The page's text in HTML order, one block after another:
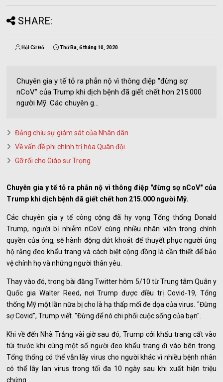
SHARE:
Hội Cờ Đỏ Thứ Ba, 6 tháng 10, 2020
Chuyên gia y tế tỏ ra phẫn nộ vì thông điệp "đừng sợ
nCoV" của Trump khi dịch bệnh đã giết chết hơn 215.000
người Mỹ. Các chuyên g...
Đảng chịu sự giám sát của Nhân dân
Về vấn đề phi chính trị hóa Quân đội
Gỡ rối cho Giáo sư Trọng
Chuyên gia y tế tỏ ra phẫn nộ vì thông điệp "đừng sợ nCoV" của
Trump khi dịch bệnh đã giết chết hơn 215.000 người Mỹ.
Các chuyên gia y tế công cộng đã hy vọng Tổng thống Donald
Trump, người bị nhiễm nCoV cùng nhiều nhân viên trong chính
quyền của ông, sẽ hành động dứt khoát để thuyết phục người ủng
hộ rằng đeo khẩu trang và cách biệt cộng đồng là cần thiết để bảo
vệ chính họ và những người thân yêu.
Thay vào đó, trong bài đăng Twitter hôm 5/10 từ Trung tâm Quân y
Quốc gia Walter Reed, nơi Trump được điều trị Covid-19, Tổng
thống Mỹ một lần nữa bị cho là hạ thấp mối đe dọa của virus. "Đừng
sợ Covid", Trump viết. "Đừng để nó chi phối cuộc sống của bạn".
Khi về đến Nhà Trắng vài giờ sau đó, Trump cởi khẩu trang cất vào
túi trước khi cùng một số người đeo khẩu trang đi vào bên trong.
Tổng thống có thể vẫn lây virus cho người khác vì nhiều bệnh nhân
có thể lây lan virus trong tối đa 10 ngày sau khi xuất hiện triệu
chứng.